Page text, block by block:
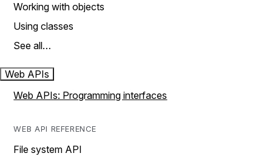
Working with objects
Using classes
See all…
Web APIs
Web APIs: Programming interfaces
WEB API REFERENCE
File system API